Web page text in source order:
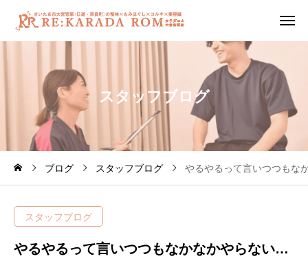
ス タ ッ フブロ グ
ブログ スタッフブログ やるやるって言いつつもな
スタッフブログ
やるやるって言いつつもなかなかやらない…